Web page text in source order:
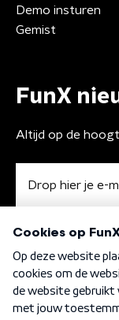
Demo insturen
Gemist
FunX
Altijd op de
Algemene